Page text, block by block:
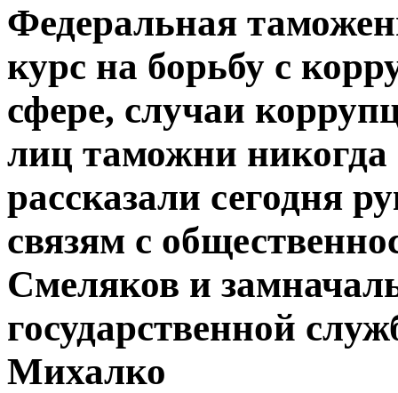
Федеральная
курс на борьбу с
сфере, случаи
лиц таможни никогда
рассказали сегодня
связям с
Смеляков и
государственной
Михалко